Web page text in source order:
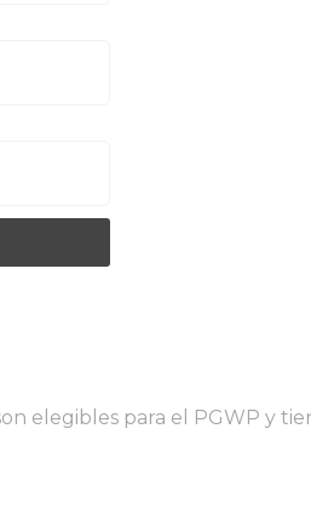
elegibles para el PGWP y